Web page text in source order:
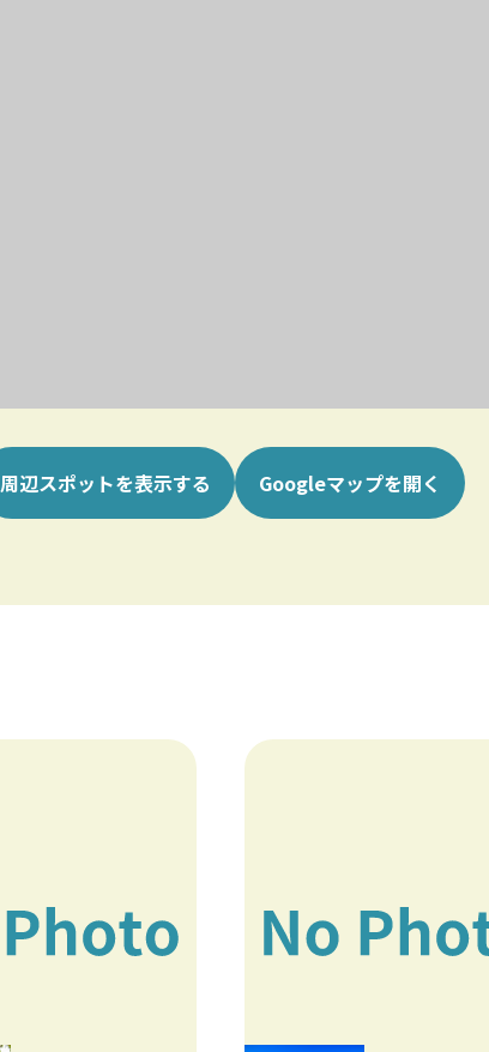
周辺スポットを表示する Googleマップを開く